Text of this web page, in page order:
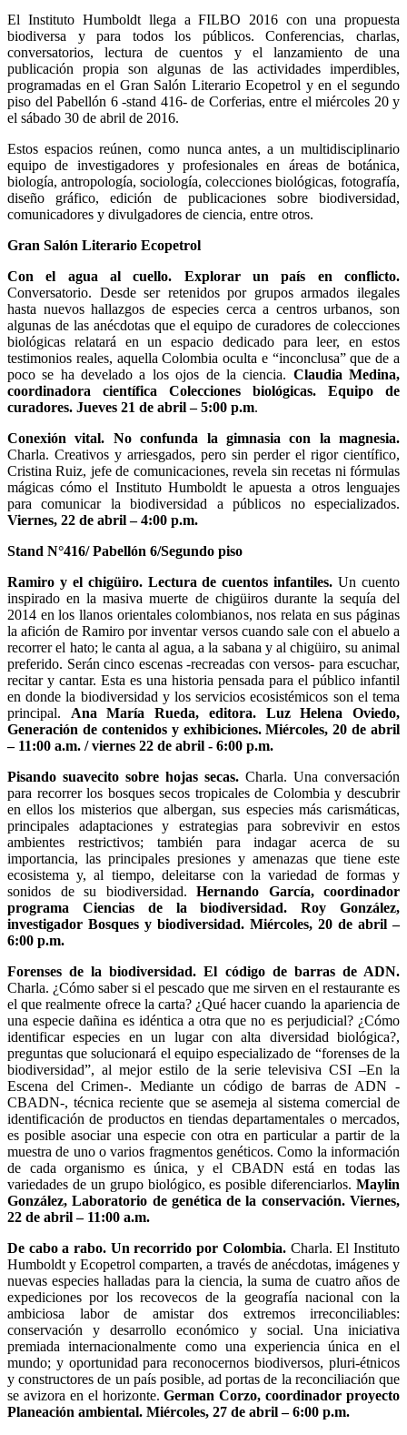
El Instituto Humboldt llega a FILBO 2016 con una propuesta
biodiversa y para todos los públicos. Conferencias, charlas,
conversatorios, lectura de cuentos y el lanzamiento de una
publicación propia son algunas de las actividades imperdibles,
programadas en el Gran Salón Literario Ecopetrol y en el segundo
piso del Pabellón 6 -stand 416- de Corferias, entre el miércoles 20 y
el sábado 30 de abril de 2016.
Estos espacios reúnen, como nunca antes, a un multidisciplinario
equipo de investigadores y profesionales en áreas de botánica,
biología, antropología, sociología, colecciones biológicas, fotografía,
diseño gráfico, edición de publicaciones sobre biodiversidad,
comunicadores y divulgadores de ciencia, entre otros.
Gran Salón Literario Ecopetrol
Con el agua al cuello. Explorar un país en conflicto.
Conversatorio. Desde ser retenidos por grupos armados ilegales
hasta nuevos hallazgos de especies cerca a centros urbanos, son
algunas de las anécdotas que el equipo de curadores de colecciones
biológicas relatará en un espacio dedicado para leer, en estos
testimonios reales, aquella Colombia oculta e “inconclusa” que de a
poco se ha develado a los ojos de la ciencia. Claudia Medina,
coordinadora científica Colecciones biológicas. Equipo de
curadores. Jueves 21 de abril – 5:00 p.m.
Conexión vital. No confunda la gimnasia con la magnesia.
Charla. Creativos y arriesgados, pero sin perder el rigor científico,
Cristina Ruiz, jefe de comunicaciones, revela sin recetas ni fórmulas
mágicas cómo el Instituto Humboldt le apuesta a otros lenguajes
para comunicar la biodiversidad a públicos no especializados.
Viernes, 22 de abril – 4:00 p.m.
Stand N°416/ Pabellón 6/Segundo piso
Ramiro y el chigüiro. Lectura de cuentos infantiles. Un cuento
inspirado en la masiva muerte de chigüiros durante la sequía del
2014 en los llanos orientales colombianos, nos relata en sus páginas
la afición de Ramiro por inventar versos cuando sale con el abuelo a
recorrer el hato; le canta al agua, a la sabana y al chigüiro, su animal
preferido. Serán cinco escenas -recreadas con versos- para escuchar,
recitar y cantar. Esta es una historia pensada para el público infantil
en donde la biodiversidad y los servicios ecosistémicos son el tema
principal. Ana María Rueda, editora. Luz Helena Oviedo,
Generación de contenidos y exhibiciones. Miércoles, 20 de abril
– 11:00 a.m. / viernes 22 de abril - 6:00 p.m.
Pisando suavecito sobre hojas secas. Charla. Una conversación
para recorrer los bosques secos tropicales de Colombia y descubrir
en ellos los misterios que albergan, sus especies más carismáticas,
principales adaptaciones y estrategias para sobrevivir en estos
ambientes restrictivos; también para indagar acerca de su
importancia, las principales presiones y amenazas que tiene este
ecosistema y, al tiempo, deleitarse con la variedad de formas y
sonidos de su biodiversidad. Hernando García, coordinador
programa Ciencias de la biodiversidad. Roy González,
investigador Bosques y biodiversidad. Miércoles, 20 de abril –
6:00 p.m.
Forenses de la biodiversidad. El código de barras de ADN.
Charla. ¿Cómo saber si el pescado que me sirven en el restaurante es
el que realmente ofrece la carta? ¿Qué hacer cuando la apariencia de
una especie dañina es idéntica a otra que no es perjudicial? ¿Cómo
identificar especies en un lugar con alta diversidad biológica?,
preguntas que solucionará el equipo especializado de “forenses de la
biodiversidad”, al mejor estilo de la serie televisiva CSI –En la
Escena del Crimen-. Mediante un código de barras de ADN -
CBADN-, técnica reciente que se asemeja al sistema comercial de
identificación de productos en tiendas departamentales o mercados,
es posible asociar una especie con otra en particular a partir de la
muestra de uno o varios fragmentos genéticos. Como la información
de cada organismo es única, y el CBADN está en todas las
variedades de un grupo biológico, es posible diferenciarlos. Maylin
González, Laboratorio de genética de la conservación. Viernes,
22 de abril – 11:00 a.m.
De cabo a rabo. Un recorrido por Colombia.Charla. El Instituto
Humboldt y Ecopetrol comparten, a través de anécdotas, imágenes y
nuevas especies halladas para la ciencia, la suma de cuatro años de
expediciones por los recovecos de la geografía nacional con la
ambiciosa labor de amistar dos extremos irreconciliables:
conservación y desarrollo económico y social. Una iniciativa
premiada internacionalmente como una experiencia única en el
mundo; y oportunidad para reconocernos biodiversos, pluri-étnicos
y constructores de un país posible, ad portas de la reconciliación que
se avizora en el horizonte.German Corzo, coordinador proyecto
Planeación ambiental. Miércoles, 27 de abril – 6:00 p.m.